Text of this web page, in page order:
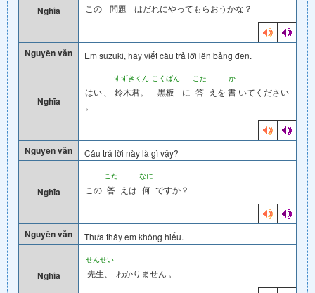
Nghĩa この 問題 はだれにやってもらおうかな？
Nguyên văn Em suzuki, hãy viết câu trả lời lên bảng đen.
Nghĩa
はい
すずきくん
鈴木君。
こくばん
黒板 に
こた
答 えを
か
書 いてください
。
Nguyên văn Câu trả lời này là gì vậy?
Nghĩa この
こた
答 えは
なに
何 ですか？
Nguyên văn Thưa thầy em không hiểu.
Nghĩa
せんせい
先生、 わかりません 。